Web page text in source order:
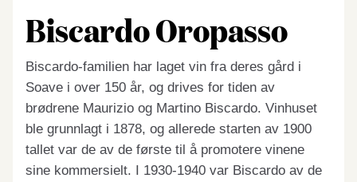
Biscardo Oropasso
Biscardo-familien har laget vin fra deres gård i
Soave i over 150 år, og drives for tiden av
brødrene Maurizio og Martino Biscardo. Vinhuset
ble grunnlagt i 1878, og allerede starten av 1900
tallet var de av de første til å promotere vinene
sine kommersielt. I 1930-1940 var Biscardo av de